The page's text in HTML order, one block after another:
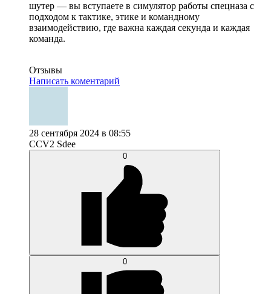
шутер — вы вступаете в симулятор работы спецназа с
подходом к тактике, этике и командному
взаимодействию, где важна каждая секунда и каждая
команда.
Отзывы
Написать коментарий
28 сентября 2024 в 08:55
CCV2 Sdee
0
0